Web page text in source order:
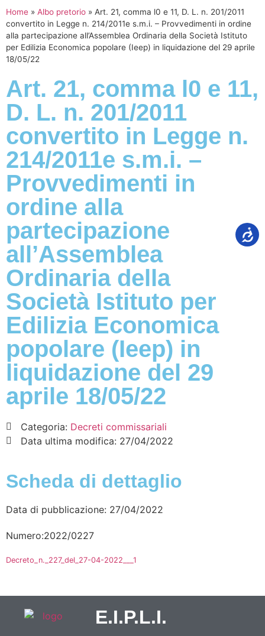
Home » Albo pretorio » Art. 21, comma l0 e 11, D. L. n. 201/2011
convertito in Legge n. 214/2011e s.m.i. – Provvedimenti in ordine
alla partecipazione all’Assemblea Ordinaria della Società Istituto
per Edilizia Economica popolare (Ieep) in liquidazione del 29 aprile
18/05/22
Art. 21, comma l0 e 11,
D. L. n. 201/2011
convertito in Legge n.
214/2011e s.m.i. –
Provvedimenti in
ordine alla
partecipazione
all’Assemblea
Ordinaria della
Società Istituto per
Edilizia Economica
popolare (Ieep) in
liquidazione del 29
aprile 18/05/22
Categoria: Decreti commissariali
Data ultima modifica: 27/04/2022
Scheda di dettaglio
Data di pubblicazione: 27/04/2022
Numero:2022/0227
Decreto_n._227_del_27-04-2022___1
E.I.P.L.I.